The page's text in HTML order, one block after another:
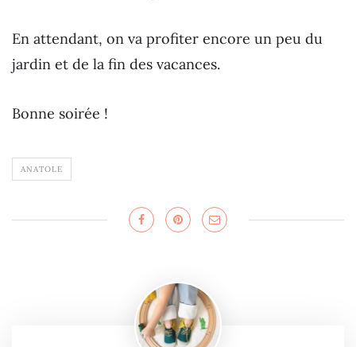
En attendant, on va profiter encore un peu du
jardin et de la fin des vacances.
Bonne soirée !
ANATOLE